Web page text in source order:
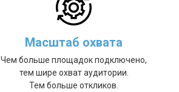
Масштаб охвата
Чем больше площадок подключено,
тем шире охват аудитории.
Тем больше откликов.